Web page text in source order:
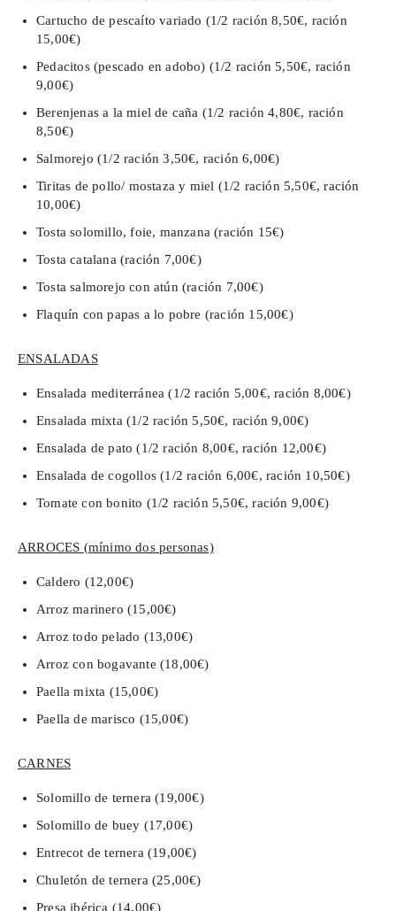
Cartucho de pescaíto variado (1/2 ración 8,50€, ración
15,00€)
Pedacitos (pescado en adobo) (1/2 ración 5,50€, ración
9,00€)
Berenjenas a la miel de caña (1/2 ración 4,80€, ración
8,50€)
Salmorejo (1/2 ración 3,50€, ración 6,00€)
Tiritas de pollo/ mostaza y miel (1/2 ración 5,50€, ración
10,00€)
Tosta solomillo, foie, manzana (ración 15€)
Tosta catalana (ración 7,00€)
Tosta salmorejo con atún (ración 7,00€)
Flaquín con papas a lo pobre (ración 15,00€)
ENSALADAS
Ensalada mediterránea (1/2 ración 5,00€, ración 8,00€)
Ensalada mixta (1/2 ración 5,50€, ración 9,00€)
Ensalada de pato (1/2 ración 8,00€, ración 12,00€)
Ensalada de cogollos (1/2 ración 6,00€, ración 10,50€)
Tomate con bonito (1/2 ración 5,50€, ración 9,00€)
ARROCES (mínimo dos personas)
Caldero (12,00€)
Arroz marinero (15,00€)
Arroz todo pelado (13,00€)
Arroz con bogavante (18,00€)
Paella mixta (15,00€)
Paella de marisco (15,00€)
CARNES
Solomillo de ternera (19,00€)
Solomillo de buey (17,00€)
Entrecot de ternera (19,00€)
Chuletón de ternera (25,00€)
Presa ibérica (14,00€)